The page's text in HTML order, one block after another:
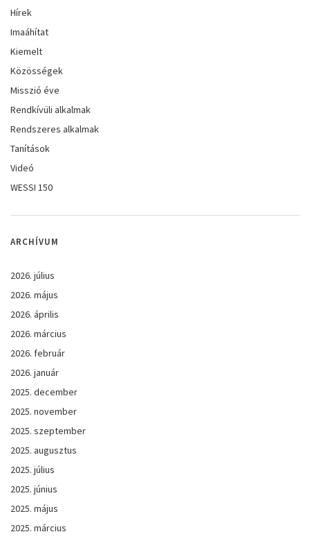
Hírek
Imaáhítat
Kiemelt
Közösségek
Misszió éve
Rendkívüli alkalmak
Rendszeres alkalmak
Tanítások
Videó
WESSI 150
ARCHÍVUM
2026. július
2026. május
2026. április
2026. március
2026. február
2026. január
2025. december
2025. november
2025. szeptember
2025. augusztus
2025. július
2025. június
2025. május
2025. március